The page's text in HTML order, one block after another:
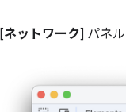
[ネットワーク] パネ